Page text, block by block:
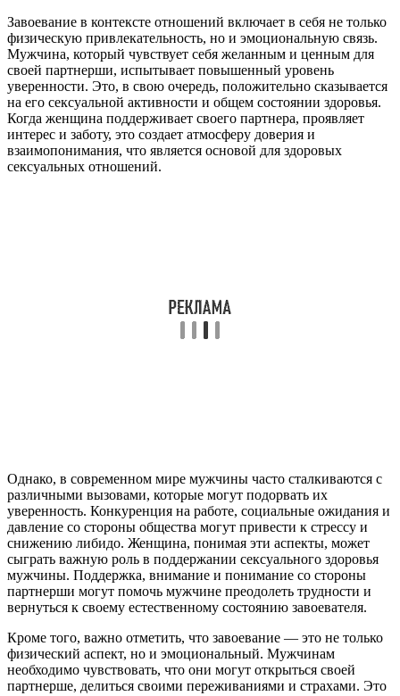
Завоевание в контексте отношений включает в себя не только
физическую привлекательность, но и эмоциональную связь.
Мужчина, который чувствует себя желанным и ценным для
своей партнерши, испытывает повышенный уровень
уверенности. Это, в свою очередь, положительно сказывается
на его сексуальной активности и общем состоянии здоровья.
Когда женщина поддерживает своего партнера, проявляет
интерес и заботу, это создает атмосферу доверия и
взаимопонимания, что является основой для здоровых
сексуальных отношений.
Однако, в современном мире мужчины часто сталкиваются с
различными вызовами, которые могут подорвать их
уверенность. Конкуренция на работе, социальные ожидания и
давление со стороны общества могут привести к стрессу и
снижению либидо. Женщина, понимая эти аспекты, может
сыграть важную роль в поддержании сексуального здоровья
мужчины. Поддержка, внимание и понимание со стороны
партнерши могут помочь мужчине преодолеть трудности и
вернуться к своему естественному состоянию завоевателя.
Кроме того, важно отметить, что завоевание — это не только
физический аспект, но и эмоциональный. Мужчинам
необходимо чувствовать, что они могут открыться своей
партнерше, делиться своими переживаниями и страхами. Это